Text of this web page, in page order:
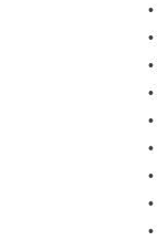
•
•
•
•
•
•
•
•
•